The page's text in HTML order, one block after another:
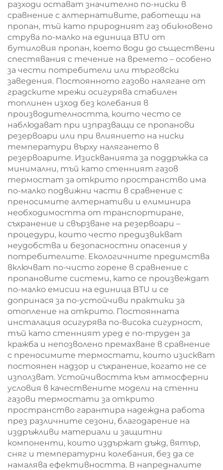
разходи остават значително по-ниски в
сравнение с алтернативите, работещи на
пропан, тъй като природният газ обикновено
струва по-малко на единица BTU от
бутиловия пропан, което води до съществени
спестявания с течение на времето – особено
за чести потребители или търговски
заведения. Постоянното газово налягане от
градските мрежи осигурява стабилен
топлинен изход без колебания в
производителността, които често се
наблюдават при изпразващи се пропанови
резервоари или при влиянието на ниски
температури върху налягането в
резервоарите. Изискванията за поддръжка са
минимални, тъй като стенният газов
термостат за открито пространство има
по-малко подвижни части в сравнение с
преносимите алтернативи и елиминира
необходимостта от транспортиране,
съхранение и свързване на резервоари –
процедури, които често предизвикват
неудобства и безопасностни опасения у
потребителите. Екологичните предимства
включват по-чисто горене в сравнение с
пропановите системи, като се произвеждат
по-малко емисии на единица BTU и се
допринася за по-устойчиви практики за
отопление на открито. Постоянната
инсталация осигурява по-висока сигурност,
тъй като стенният уред е по-труден за
кражба и непозволено премахване в сравнение
с преносимите термостати, които изискват
постоянен надзор и съхранение, когато не се
използват. Устойчивостта към атмосферни
условия в качествените модели на стенни
газови термостати за открито
пространство гарантира надеждна работа
през различните сезони, благодарение на
издръжливи материали и защитни
компоненти, които издържат дъжд, вятър,
сняг и температурни колебания, без да се
намалява ефективността. В напредналите